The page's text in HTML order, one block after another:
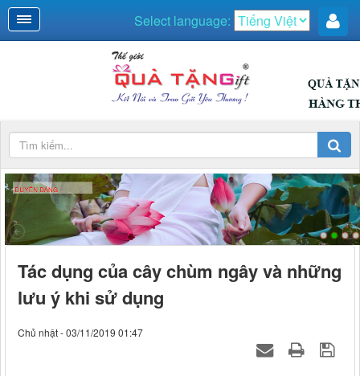
Select language:
DUYÊN DÁNG
Tác dụng của cây chùm ngây và những
lưu ý khi sử dụng
Chủ nhật - 03/11/2019 01:47